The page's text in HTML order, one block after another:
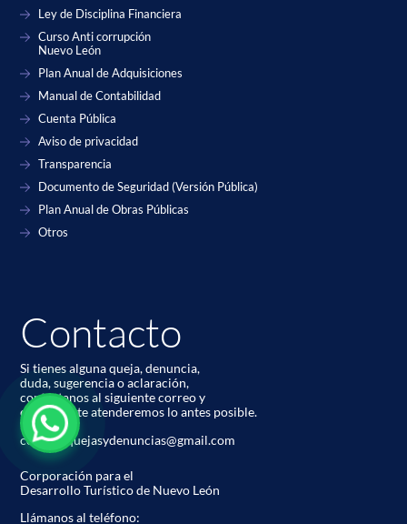
Ley de Disciplina Financiera
Curso Anti corrupción
Nuevo León
Plan Anual de Adquisiciones
Manual de Contabilidad
Cuenta Pública
Aviso de privacidad
Transparencia
Documento de Seguridad (Versión Pública)
Plan Anual de Obras Públicas
Otros
Contacto
Si tienes alguna queja, denuncia,
duda, sugerencia o aclaración,
contáctanos al siguiente correo y
con gusto te atenderemos lo antes posible.
codetur.quejasydenuncias@gmail.com
Corporación para el
Desarrollo Turístico de Nuevo León
Llámanos al teléfono: